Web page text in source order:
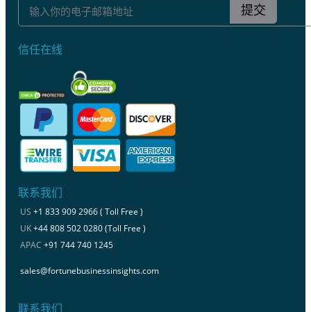
提交
信任在线
联系我们
US +1 833 909 2966 ( Toll Free )
UK+44 808 502 0280 (Toll Free )
APAC +91 744 740 1245
sales@fortunebusinessinsights.com
联系我们